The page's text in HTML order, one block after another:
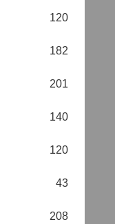
120
182
201
140
120
43
208